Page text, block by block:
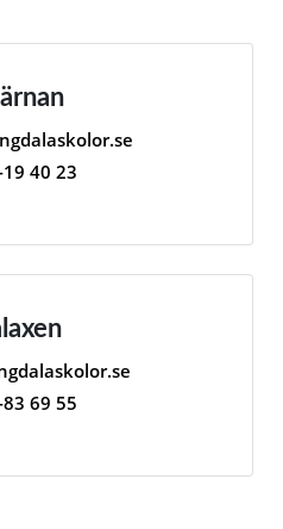
40 23
69 55